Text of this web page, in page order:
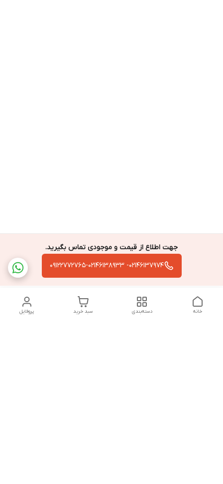
جهت اطلاع از قیمت و موجودی تماس بگیرید.
02146137974- 09122772765-02146138933
پروفایل سبد خرید دسته‌بندی خانه